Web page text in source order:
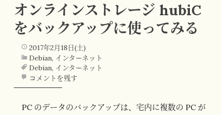
オンラインストレージ hubiC
をバックアップに使ってみる
2017年2月18日(土)
Debian, インターネット
Debian, インターネット
コメントを残す
PC のデータのバックアップは、宅内に複数の PC が